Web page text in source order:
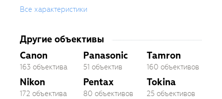
Все характеристики
Другие объективы
Canon
163 объектива
Nikon
172 объектива
Panasonic
51 объектив
Pentax
80 объективов
Tamron
160 объективов
Tokina
25 объективов